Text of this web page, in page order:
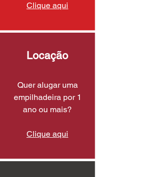
Clique aqui
Locação
Quer alugar uma
empilhadeira por 1
ano ou mais?
Clique aqui